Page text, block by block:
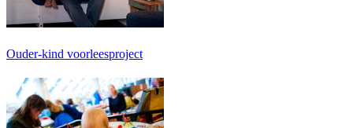
Ouder-kind voorleesproject